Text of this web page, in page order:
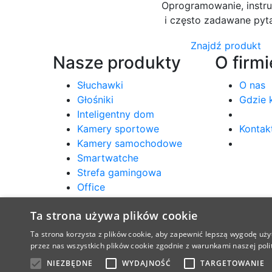
Oprogramowanie,
i często zadawane
Znajdź produkt
Nasze produkty
Słuchawki
Głośniki
Inteligentny dom
Kamery sportowe
Kamery samochodowe
Smartwatche
Strefa gamingowa
Office
O
O nas
Gdzie
Ta strona używa plików cookie
Ta strona korzysta z plików cookie, aby zapewnić lepszą wygodę
przez nas wszystkich plików cookie zgodnie z warunkami naszej
NIEZBĘDNE
WYDAJNOŚĆ TARGETOWANIE